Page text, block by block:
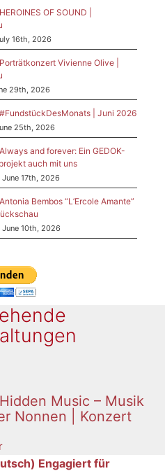
OF SOUND |
16th, 2026
Vivienne Olive |
29th, 2026
| Juni 2026
25th, 2026
and forever: Ein GEDOK-
auch mit uns
June 17th, 2026
Bembos “L’Ercole Amante”
June 10th, 2026
Music – Musik
Nonnen | Konzert
Engagiert für